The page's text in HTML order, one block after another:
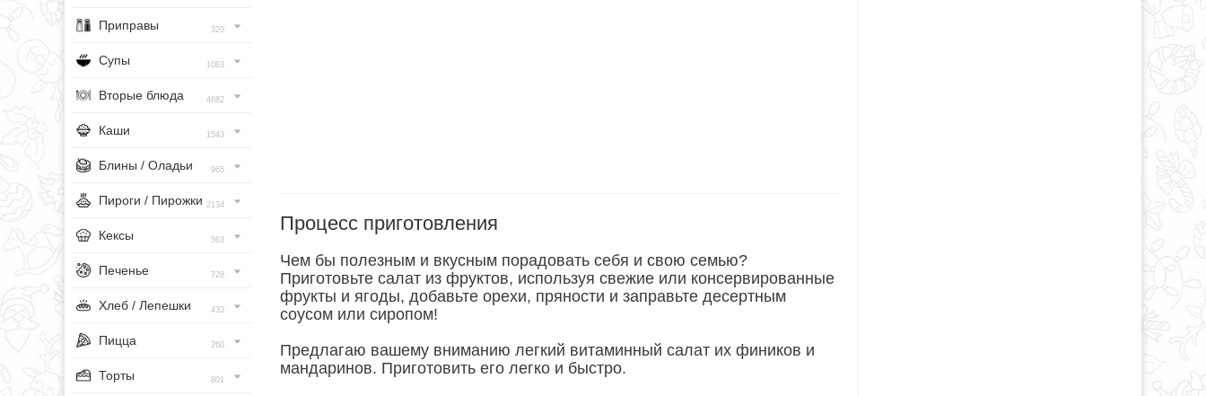
Приправы 320
Супы 1083
Вторые блюда 4682
Каши 1543
Блины / Оладьи 965
Пироги / Пирожки 2134
Кексы 563
Печенье 728
Хлеб / Лепешки 433
Пицца 260
Торты 801
Процесс приготовления
Чем бы полезным и вкусным порадовать себя и свою семью?
Приготовьте салат из фруктов, используя свежие или консервированные
фрукты и ягоды, добавьте орехи, пряности и заправьте десертным
соусом или сиропом!
Предлагаю вашему вниманию легкий витаминный салат их фиников и
мандаринов. Приготовить его легко и быстро.